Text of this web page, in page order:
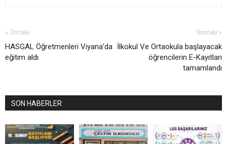
« Önceki
HASGAL Öğretmenleri Viyana’da
eğitim aldı
Sonraki »
İlkokul Ve Ortaokula başlayacak
öğrencilerin E-Kayıtları
tamamlandı
SON HABERLER